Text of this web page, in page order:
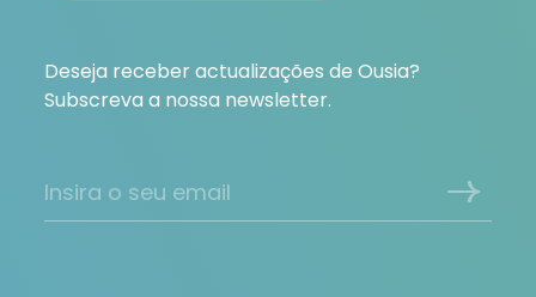
Deseja receber actualizações de Ousia?
Subscreva a nossa newsletter.